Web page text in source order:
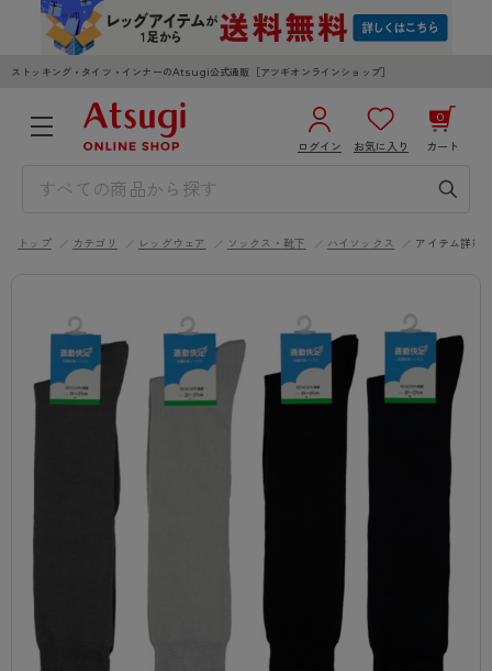
ストッキング・タイツ・インナーのAtsugi公式通販［アツギオンラインショップ］
ログイン お気に入り カート
0
3,980円以上のご購入で送料無料
WOMEN MEN
カテゴリから探す
- 無地ストッキング
ブラジャー
ライフスタイルウェア
クルー・レギュラー丈ソックス
メンズパンツ
ライフスタイルウェア
ソックス・靴下
ブラジャー
トップ カテゴリ レッグウェア ソックス・靴下 ハイソックス アイテム詳細